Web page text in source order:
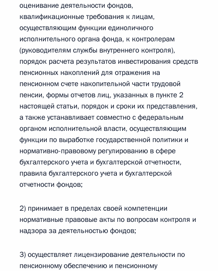
оценивание деятельности фондов,
квалификационные требования к лицам,
осуществляющим функции единоличного
исполнительного органа фонда, к контролерам
(руководителям службы внутреннего контроля),
порядок расчета результатов инвестирования средств
пенсионных накоплений для отражения на
пенсионном счете накопительной части трудовой
пенсии, формы отчетов лиц, указанных в пункте 2
настоящей статьи, порядок и сроки их представления,
а также устанавливает совместно с федеральным
органом исполнительной власти, осуществляющим
функции по выработке государственной политики и
нормативно-правовому регулированию в сфере
бухгалтерского учета и бухгалтерской отчетности,
правила бухгалтерского учета и бухгалтерской
отчетности фондов;
2) принимает в пределах своей компетенции
нормативные правовые акты по вопросам контроля и
надзора за деятельностью фондов;
3) осуществляет лицензирование деятельности по
пенсионному обеспечению и пенсионному